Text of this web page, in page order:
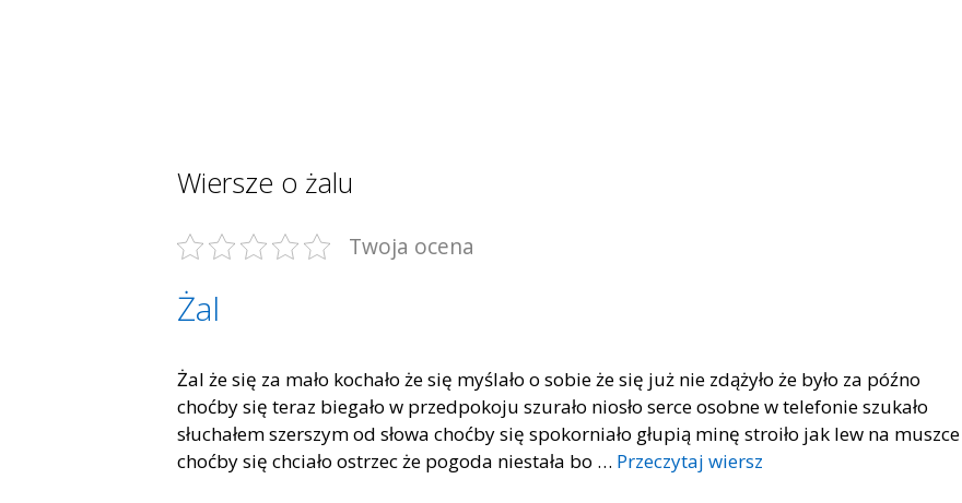
Wiersze o żalu
Twoja ocena
Żal
Żal że się za mało kochało że się myślało o sobie że się już nie zdążyło że było za późno
choćby się teraz biegało w przedpokoju szurało niosło serce osobne w telefonie szukało
słuchałem szerszym od słowa choćby się spokorniało głupią minę stroiło jak lew na muszce
choćby się chciało ostrzec że pogoda niestała bo … Przeczytaj wiersz